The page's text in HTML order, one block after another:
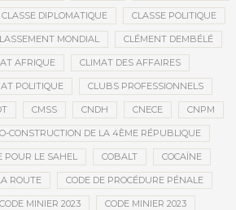
CLASSE DIPLOMATIQUE CLASSE POLITIQUE
MONDIAL CLÉMENT DEMBÉLÉ
AFRIQUE CLIMAT DES AFFAIRES
POLITIQUE CLUBS PROFESSIONNELS
CMSS CNDH CNECE CNPM
CONSTRUCTION DE LA 4ÈME RÉPUBLIQUE
POUR LE SAHEL COBALT COCAÏNE
ROUTE CODE DE PROCÉDURE PÉNALE
CODE MINIER 2023 CODE MINIER 2023